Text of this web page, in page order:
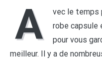
A
vec le temps
robe capsule
pour vous
meilleur. Il y a de